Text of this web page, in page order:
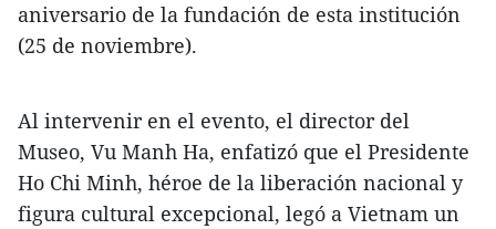
aniversario de la fundación de esta institución
(25 de noviembre).
Al intervenir en el evento, el director del
Museo, Vu Manh Ha, enfatizó que el Presidente
Ho Chi Minh, héroe de la liberación nacional y
figura cultural excepcional, legó a Vietnam un